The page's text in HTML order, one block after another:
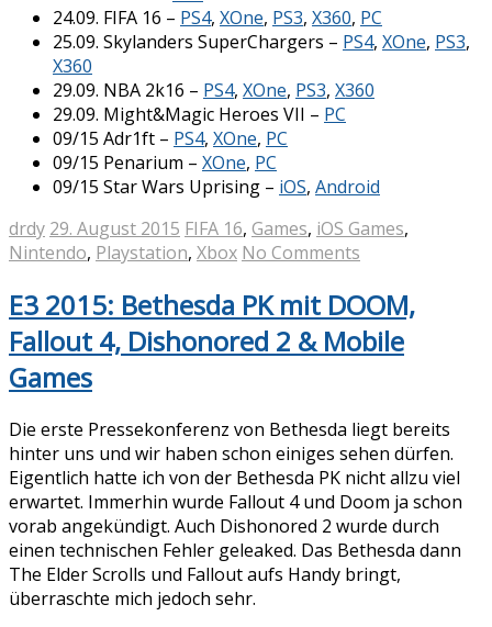
24.09. FIFA 16 – PS4, XOne, PS3, X360, PC
25.09. Skylanders SuperChargers – PS4, XOne, PS3,
X360
29.09. NBA 2k16 – PS4, XOne, PS3, X360
29.09. Might&Magic Heroes VII – PC
09/15 Adr1ft – PS4, XOne, PC
09/15 Penarium – XOne, PC
09/15 Star Wars Uprising – iOS, Android
drdy 29. August 2015 FIFA 16, Games, iOS Games,
Nintendo, Playstation, Xbox No Comments
E3 2015: Bethesda PK mit DOOM,
Fallout 4, Dishonored 2 & Mobile
Games
Die erste Pressekonferenz von Bethesda liegt bereits
hinter uns und wir haben schon einiges sehen dürfen.
Eigentlich hatte ich von der Bethesda PK nicht allzu viel
erwartet. Immerhin wurde Fallout 4 und Doom ja schon
vorab angekündigt. Auch Dishonored 2 wurde durch
einen technischen Fehler geleaked. Das Bethesda dann
The Elder Scrolls und Fallout aufs Handy bringt,
überraschte mich jedoch sehr.